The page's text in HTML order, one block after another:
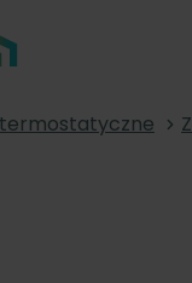
termostatyczne